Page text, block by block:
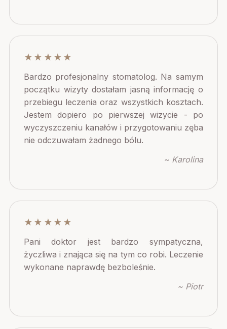
★★★★★
Bardzo profesjonalny stomatolog. Na samym
początku wizyty dostałam jasną informację o
przebiegu leczenia oraz wszystkich kosztach.
Jestem dopiero po pierwszej wizycie - po
wyczyszczeniu kanałów i przygotowaniu zęba
nie odczuwałam żadnego bólu.
~ Karolina
★★★★★
Pani doktor jest bardzo sympatyczna,
życzliwa i znająca się na tym co robi. Leczenie
wykonane naprawdę bezboleśnie.
~ Piotr